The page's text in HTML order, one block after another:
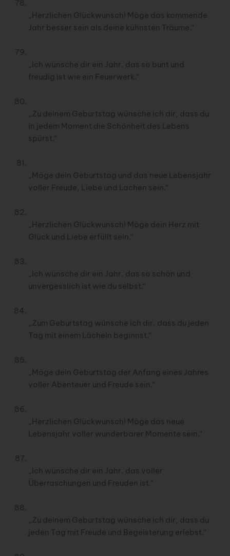
„Herzlichen Glückwunsch! Möge das kommende
Jahr besser sein als deine kühnsten Träume.“
„Ich wünsche dir ein Jahr, das so bunt und
freudig ist wie ein Feuerwerk.“
„Zu deinem Geburtstag wünsche ich dir, dass du
in jedem Moment die Schönheit des Lebens
spürst.“
„Möge dein Geburtstag und das neue Lebensjahr
voller Freude, Liebe und Lachen sein.“
„Herzlichen Glückwunsch! Möge dein Herz mit
Glück und Liebe erfüllt sein.“
„Ich wünsche dir ein Jahr, das so schön und
unvergesslich ist wie du selbst.“
„Zum Geburtstag wünsche ich dir, dass du jeden
Tag mit einem Lächeln beginnst.“
„Möge dein Geburtstag der Anfang eines Jahres
voller Abenteuer und Freude sein.“
„Herzlichen Glückwunsch! Möge das neue
Lebensjahr voller wunderbarer Momente sein.“
„Ich wünsche dir ein Jahr, das voller
Überraschungen und Freuden ist.“
„Zu deinem Geburtstag wünsche ich dir, dass du
jeden Tag mit Freude und Begeisterung erlebst.“